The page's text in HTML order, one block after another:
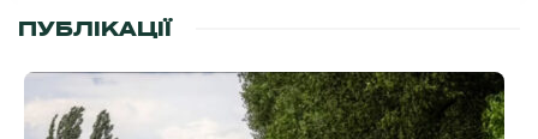
ПУБЛІКАЦІЇ